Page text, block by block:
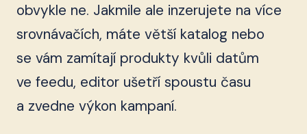
obvykle ne. Jakmile ale inzerujete na více
srovnávačích, máte větší katalog nebo
se vám zamítají produkty kvůli datům
ve feedu, editor ušetří spoustu času
a zvedne výkon kampaní.